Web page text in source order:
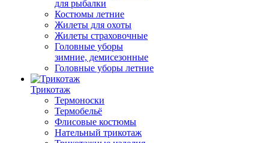
для рыбалки
Костюмы летние
Жилеты для охоты
Жилеты страховочные
Головные уборы
зимние, демисезонные
Головные уборы летние
Трикотаж
Термоноски
Термобельё
Флисовые костюмы
Нательный трикотаж